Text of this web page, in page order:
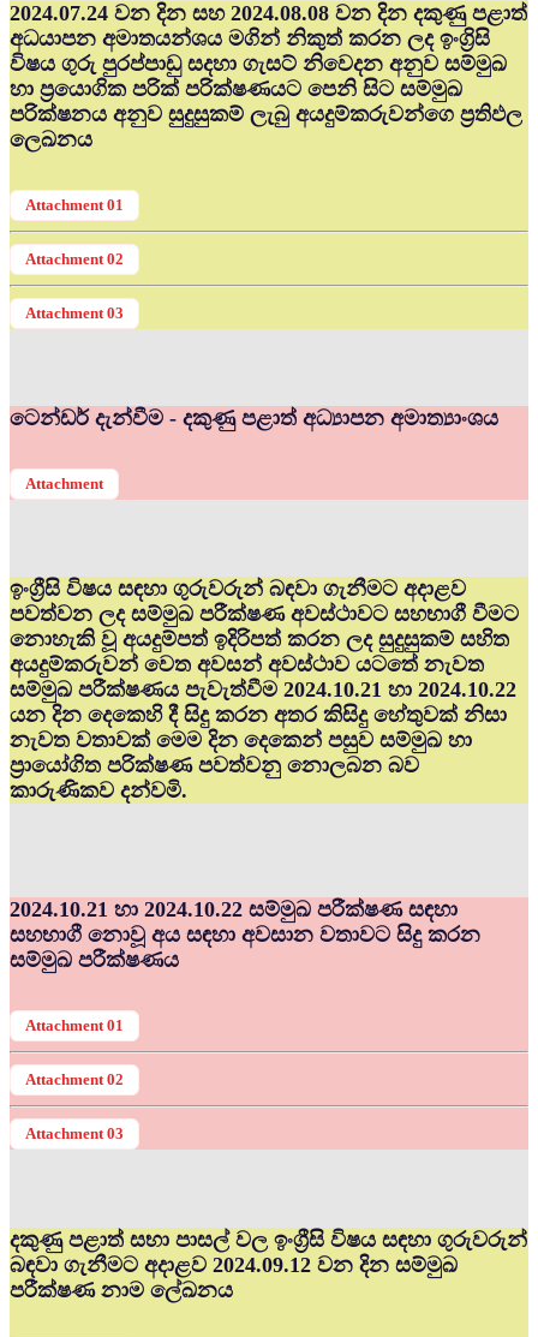
2024.07.24 වන දින සහ 2024.08.08 වන දින දකුණු පළාත්
අධ‍යාපන අමාතයන්ශය මගින් නිකුත් කරන ලද ඉංග්‍රිසි
විෂය ගුරු පුරප්පාඩු සදහා ගැසට් නිවෙදන අනුව සම්මුඛ
හා ප්‍රයොගික පරික් පරික්ෂණයට පෙනි සිට සම්මුඛ
පරික්ෂනය අනුව සුදුසුකම් ලැබු අයදුම්කරුවන්ගෙ ප්‍රතිඵල
ලෙඛනය
Attachment 01
Attachment 02
Attachment 03
ටෙන්ඩර් දැන්වීම - දකුණු පළාත් අධ්‍යාපන අමාත්‍යාංශය
Attachment
ඉංග්‍රීසි විෂය සඳහා ගුරුවරුන් බඳවා ගැනීමට අදාළව
පවත්වන ලද සම්මුඛ පරීක්ෂණ අවස්ථාවට සහභාගී වීමට
නොහැකි වූ අයදුම්පත් ඉදිරිපත් කරන ලද සුදුසුකම් සහිත
අයදුම්කරුවන් වෙත අවසන් අවස්ථාව යටතේ නැවත
සම්මුඛ පරීක්ෂණය පැවැත්වීම 2024.10.21 හා 2024.10.22
යන දින දෙකෙහි දී සිදු කරන අතර කිසිදු හේතුවක් නිසා
නැවත වතාවක් මෙම දින දෙකෙන් පසුව සම්මුඛ හා
ප්‍රායෝගිත පරික්ෂණ පවත්වනු නොලබන බව
කාරුණිකව දන්වමි.
2024.10.21 හා 2024.10.22 සම්මුඛ පරීක්ෂණ සඳහා
සහභාගී නොවූ අය සඳහා අවසාන වතාවට සිදු කරන
සම්මුඛ පරීක්ෂණය
Attachment 01
Attachment 02
Attachment 03
දකුණු පළාත් සභා පාසල් වල ඉංග්‍රීසි විෂය සඳහා ගුරුවරුන්
බඳවා ගැනීමට අදාළව 2024.09.12 වන දින සම්මුඛ
පරීක්ෂණ නාම ලේඛනය